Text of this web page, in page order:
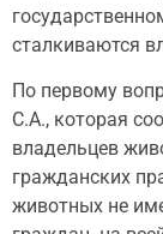
сталкиваются
По первому
С.А., которая
владельцев
гражданских
животных не